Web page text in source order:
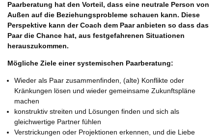
Paarberatung hat den Vorteil, dass eine neutrale Person von
Außen auf die Beziehungsprobleme schauen kann. Diese
Perspektive kann der Coach dem Paar anbieten so dass das
Paar die Chance hat, aus festgefahrenen Situationen
herauszukommen.
Mögliche Ziele einer systemischen Paarberatung:
Wieder als Paar zusammenfinden, (alte) Konflikte oder
Kränkungen lösen und wieder gemeinsame Zukunftspläne
machen
konstruktiv streiten und Lösungen finden und sich als
gleichwertige Partner fühlen
Verstrickungen oder Projektionen erkennen, und die Liebe